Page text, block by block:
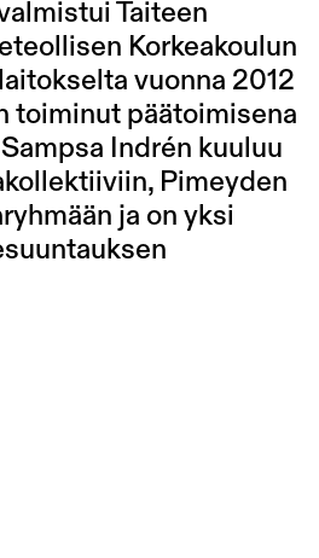
Taiteen
Korkeakoulun
vuonna 2012
toiminut päätoimisena
Indrén kuuluu
Pimeyden
ja on yksi